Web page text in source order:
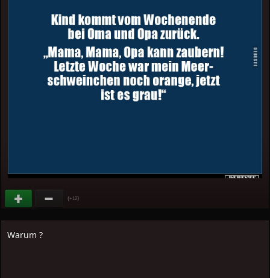
(+12)
Warum ?